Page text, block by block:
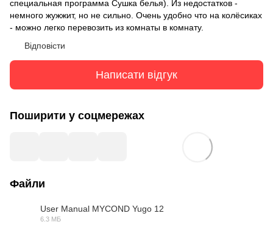
специальная программа Сушка белья). Из недостатков -
немного жужжит, но не сильно. Очень удобно что на колёсиках
- можно легко перевозить из комнаты в комнату.
Відповісти
Написати відгук
Поширити у соцмережах
Файли
User Manual MYCOND Yugo 12
6.3 МБ